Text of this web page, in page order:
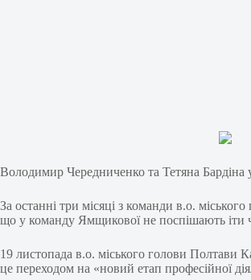
Володимир Чередниченко та Тетяна
За останні три місяці з команди в.о.
що у команду Ямщикової не поспішають іти
19 листопада в.о. міського голови Полтави
це переходом на «новий етап професійної